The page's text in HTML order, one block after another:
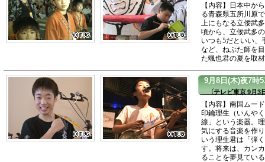
【内容】日本中か
る青森県五所川原
上にもなる立佞武
頃から、立佞武多
いつも5だといい、
など、ねぶた師を
た颯也君の夏を取
9月8日(木)夜7時
（テレビ東京 9月3
【内容】南国ムー
印鑰理生（いんや
線」という楽器。
気にする音楽を作
いう理生君は「弾
す。将来は、カン
ることを夢見てい